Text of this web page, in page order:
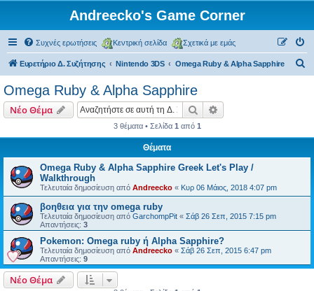
Andreecko's Game Corner
Συχνές ερωτήσεις Κεντρική σελίδα Σχετικά με εμάς
Ευρετήριο Δ. Συζήτησης Nintendo 3DS Omega Ruby & Alpha Sapphire
η
Omega Ruby & Alpha Sapphire
Νέο Θέμα Αναζήτηση
3 θέματα • Σελίδα 1 από 1
Θέματα
Omega Ruby & Alpha Sapphire Greek Let's Play /
Walkthrough
Τελευταία δημοσίευση από Andreecko « Κυρ 06 Μάιος, 2018 4:07 pm
βοηθεια για την omega ruby
Τελευταία δημοσίευση από GarchompPit « Σάβ 26 Σεπ, 2015 7:15 pm
Απαντήσεις: 3
Pokemon: Omega ruby ή Alpha Sapphire?
Τελευταία δημοσίευση από Andreecko « Σάβ 26 Σεπ, 2015 6:47 pm
Απαντήσεις: 9
Νέο Θέμα